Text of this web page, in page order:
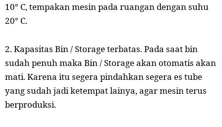
10° C, tempakan mesin pada ruangan dengan suhu
20° C.
2. Kapasitas Bin / Storage terbatas. Pada saat bin
sudah penuh maka Bin / Storage akan otomatis akan
mati. Karena itu segera pindahkan segera es tube
yang sudah jadi ketempat lainya, agar mesin terus
berproduksi.